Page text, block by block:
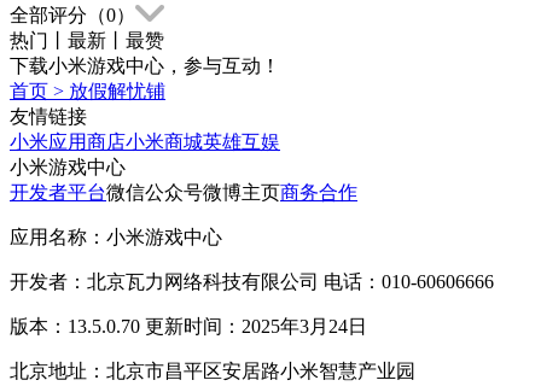
全部评分（0）
热门
最新
最赞
下载小米游戏中心，参与互动！
首页 > 放假解忧铺
友情链接
小米应用商店小米商城英雄互娱
小米游戏中心
开发者平台微信公众号微博主页商务合作
应用名称：小米游戏中心
开发者：北京瓦力网络科技有限公司 电话：010-60606666
版本：13.5.0.70 更新时间：2025年3月24日
北京地址：北京市昌平区安居路小米智慧产业园